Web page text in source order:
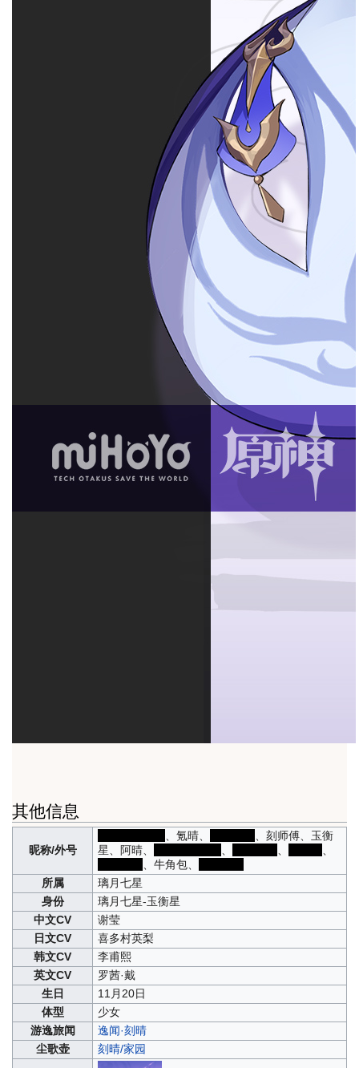
其他信息
昵称/外号
、氪晴、
、刻师傅、玉衡
星、阿晴、
、 、
、
、牛角包、
所属
璃月七星
身份
璃月七星-玉衡星
中文CV
谢莹
日文CV
喜多村英梨
韩文CV
李甫熙
英文CV
罗茜·戴
生日
11月20日
体型
少女
游逸旅闻
逸闻·刻晴
尘歌壶
刻晴/家园